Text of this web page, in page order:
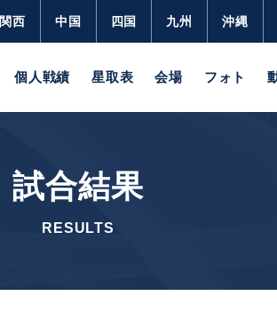
関西 中国 四国 九州 沖縄
個人戦績 星取表 会場 フォト
試合結果
RESULTS